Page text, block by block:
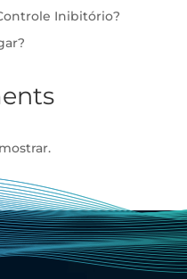
Inibitório?